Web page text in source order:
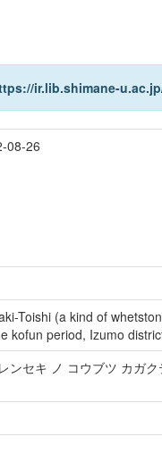
ir.lib.shimane-
08-26
Toishi (a kind of
kofun period, Izumo
ンセキ ノ コウブツ カガク